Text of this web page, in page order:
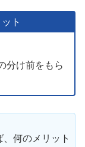
ト
分け前をもら
何のメリット